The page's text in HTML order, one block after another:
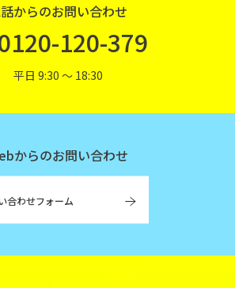
からのお問い合わせ
120-379
平日 9:30 〜 18:30
からのお問い合わせ
合わせフォーム